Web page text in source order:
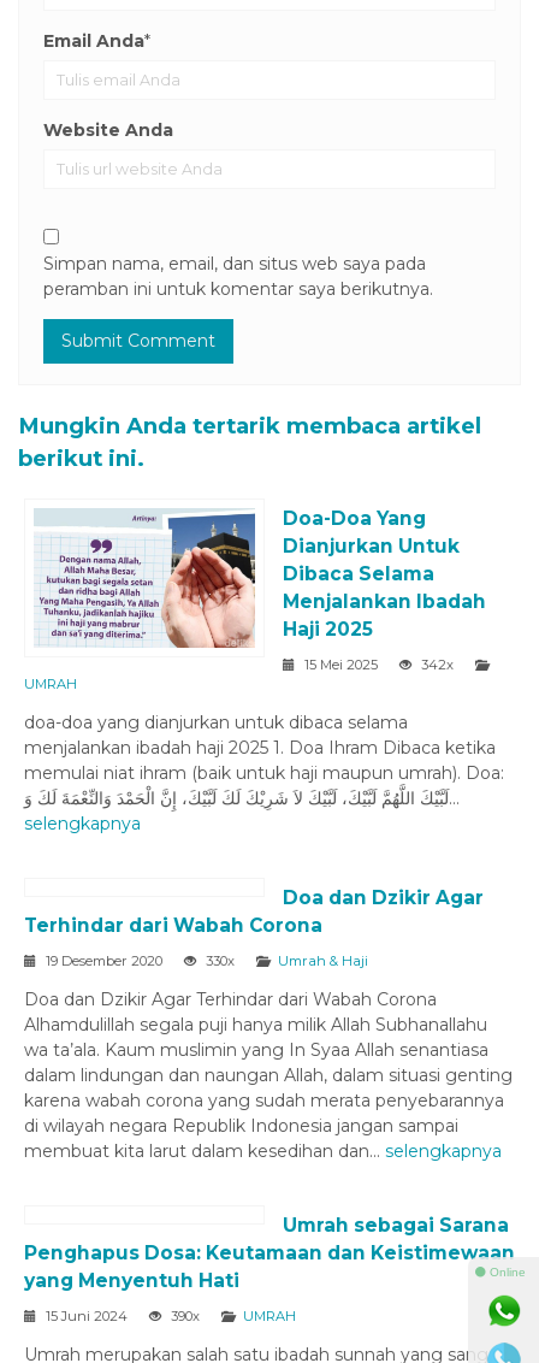
Email Anda*
Website Anda
Simpan nama, email, dan situs web saya pada
peramban ini untuk komentar saya berikutnya.
Mungkin Anda tertarik membaca artikel
berikut ini.
Doa-Doa Yang
Dianjurkan Untuk
Dibaca Selama
Menjalankan Ibadah
Haji 2025
15 Mei 2025
342x
UMRAH
doa-doa yang dianjurkan untuk dibaca selama
menjalankan ibadah haji 2025 1. Doa Ihram Dibaca ketika
memulai niat ihram (baik untuk haji maupun umrah). Doa:
لَبَّيْكَ اللَّهُمَّ لَبَّيْكَ، لَبَّيْكَ لاَ شَرِيْكَ لَكَ لَبَّيْكَ، إِنَّ الْحَمْدَ وَالنِّعْمَةَ لَكَ وَ...
selengkapnya
Doa dan Dzikir Agar
Terhindar dari Wabah Corona
19 Desember 2020 330x Umrah & Haji
Doa dan Dzikir Agar Terhindar dari Wabah Corona
Alhamdulillah segala puji hanya milik Allah Subhanallahu
wa ta’ala. Kaum muslimin yang In Syaa Allah senantiasa
dalam lindungan dan naungan Allah, dalam situasi genting
karena wabah corona yang sudah merata penyebarannya
di wilayah negara Republik Indonesia jangan sampai
membuat kita larut dalam kesedihan dan... selengkapnya
Umrah sebagai Sarana
Penghapus Dosa: Keutamaan dan Keistimewaan
yang Menyentuh Hati
15 Juni 2024 390x UMRAH
Umrah merupakan salah satu ibadah sunnah yang sangat
⚫ Online